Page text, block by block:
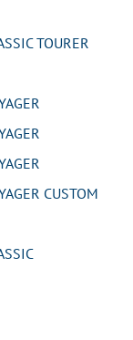
TOURER
CUSTOM